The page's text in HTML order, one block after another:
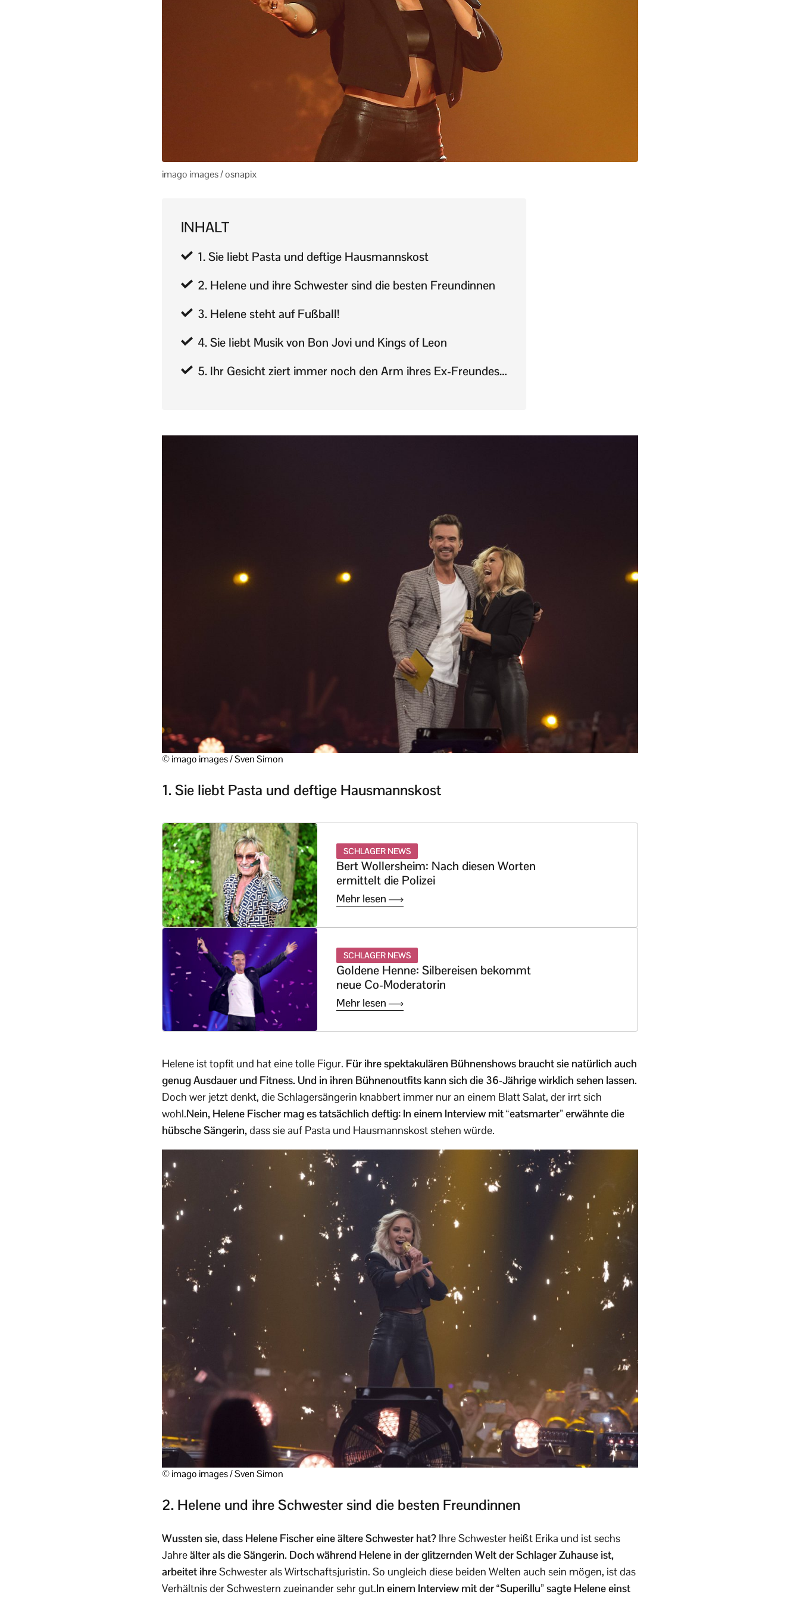
imago images / osnapix
INHALT
1. Sie liebt Pasta und deftige Hausmannskost
2. Helene und ihre Schwester sind die besten Freundinnen
3. Helene steht auf Fußball!
4. Sie liebt Musik von Bon Jovi und Kings of Leon
5. Ihr Gesicht ziert immer noch den Arm ihres Ex-Freundes…
© imago images / Sven Simon
1. Sie liebt Pasta und deftige Hausmannskost
SCHLAGER NEWS
Bert Wollersheim: Nach diesen Worten
ermittelt die Polizei
Mehr lesen
SCHLAGER NEWS
Goldene Henne: Silbereisen bekommt
neue Co-Moderatorin
Mehr lesen
Helene ist topfit und hat eine tolle Figur. Für ihre spektakulären Bühnenshows braucht sie natürlich auch
genug Ausdauer und Fitness. Und in ihren Bühnenoutfits kann sich die 36-Jährige wirklich sehen lassen.
Doch wer jetzt denkt, die Schlagersängerin knabbert immer nur an einem Blatt Salat, der irrt sich
wohl.Nein, Helene Fischer mag es tatsächlich deftig: In einem Interview mit “eatsmarter” erwähnte die
hübsche Sängerin,dass sie auf Pasta und Hausmannskost stehen würde.
© imago images / Sven Simon
2. Helene und ihre Schwester sind die besten Freundinnen
Wussten sie, dass Helene Fischer eine ältere Schwester hat? Ihre Schwester heißt Erika und ist sechs
Jahreälter als die Sängerin. Doch während Helene in der glitzernden Welt der Schlager Zuhause ist,
arbeitet ihreSchwester als Wirtschaftsjuristin. So ungleich diese beiden Welten auch sein mögen, ist das
Verhältnis der Schwestern zueinander sehr gut.In einem Interview mit der “Superillu” sagte Helene einst